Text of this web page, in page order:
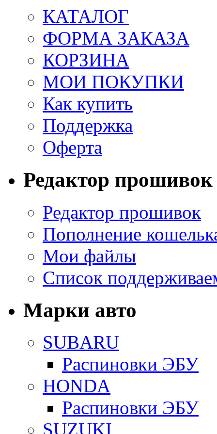
КАТАЛОГ
ФОРМА ЗАКАЗА
КОРЗИНА
МОИ ПОКУПКИ
Как купить
Поддержка
Оферта
Редактор прошивок
Редактор прошивок
Пополнение
Мои файлы
Список
Марки авто
SUBARU
Распиновки ЭБУ
HONDA
Распиновки ЭБУ
SUZUKI